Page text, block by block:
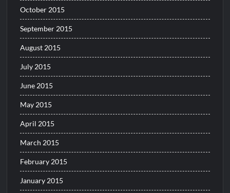
October 2015
September 2015
August 2015
July 2015
June 2015
May 2015
April 2015
March 2015
February 2015
January 2015